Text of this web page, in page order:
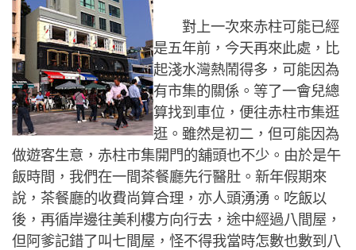
對上一次來赤柱可能已經
是五年前，今天再來此處，比
起淺水灣熱鬧得多，可能因為
有市集的關係。等了一會兒總
算找到車位，便往赤柱市集逛
逛。雖然是初二，但可能因為
做遊客生意，赤柱市集開門的舖頭也不少。由於是午
飯時間，我們在一間茶餐廳先行醫肚。新年假期來
說，茶餐廳的收費尚算合理，亦人頭湧湧。吃飯以
後，再循岸邊往美利樓方向行去，途中經過八間屋，
但阿爹記錯了叫七間屋，怪不得我當時怎數也數到八